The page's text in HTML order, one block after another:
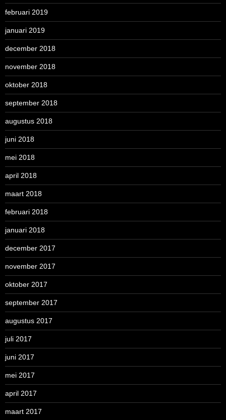
februari 2019
januari 2019
december 2018
november 2018
oktober 2018
september 2018
augustus 2018
juni 2018
mei 2018
april 2018
maart 2018
februari 2018
januari 2018
december 2017
november 2017
oktober 2017
september 2017
augustus 2017
juli 2017
juni 2017
mei 2017
april 2017
maart 2017